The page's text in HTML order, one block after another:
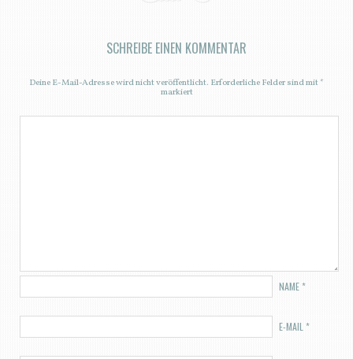
SCHREIBE EINEN KOMMENTAR
Deine E-Mail-Adresse wird nicht veröffentlicht. Erforderliche Felder sind mit*
markiert
NAME*
E-MAIL *